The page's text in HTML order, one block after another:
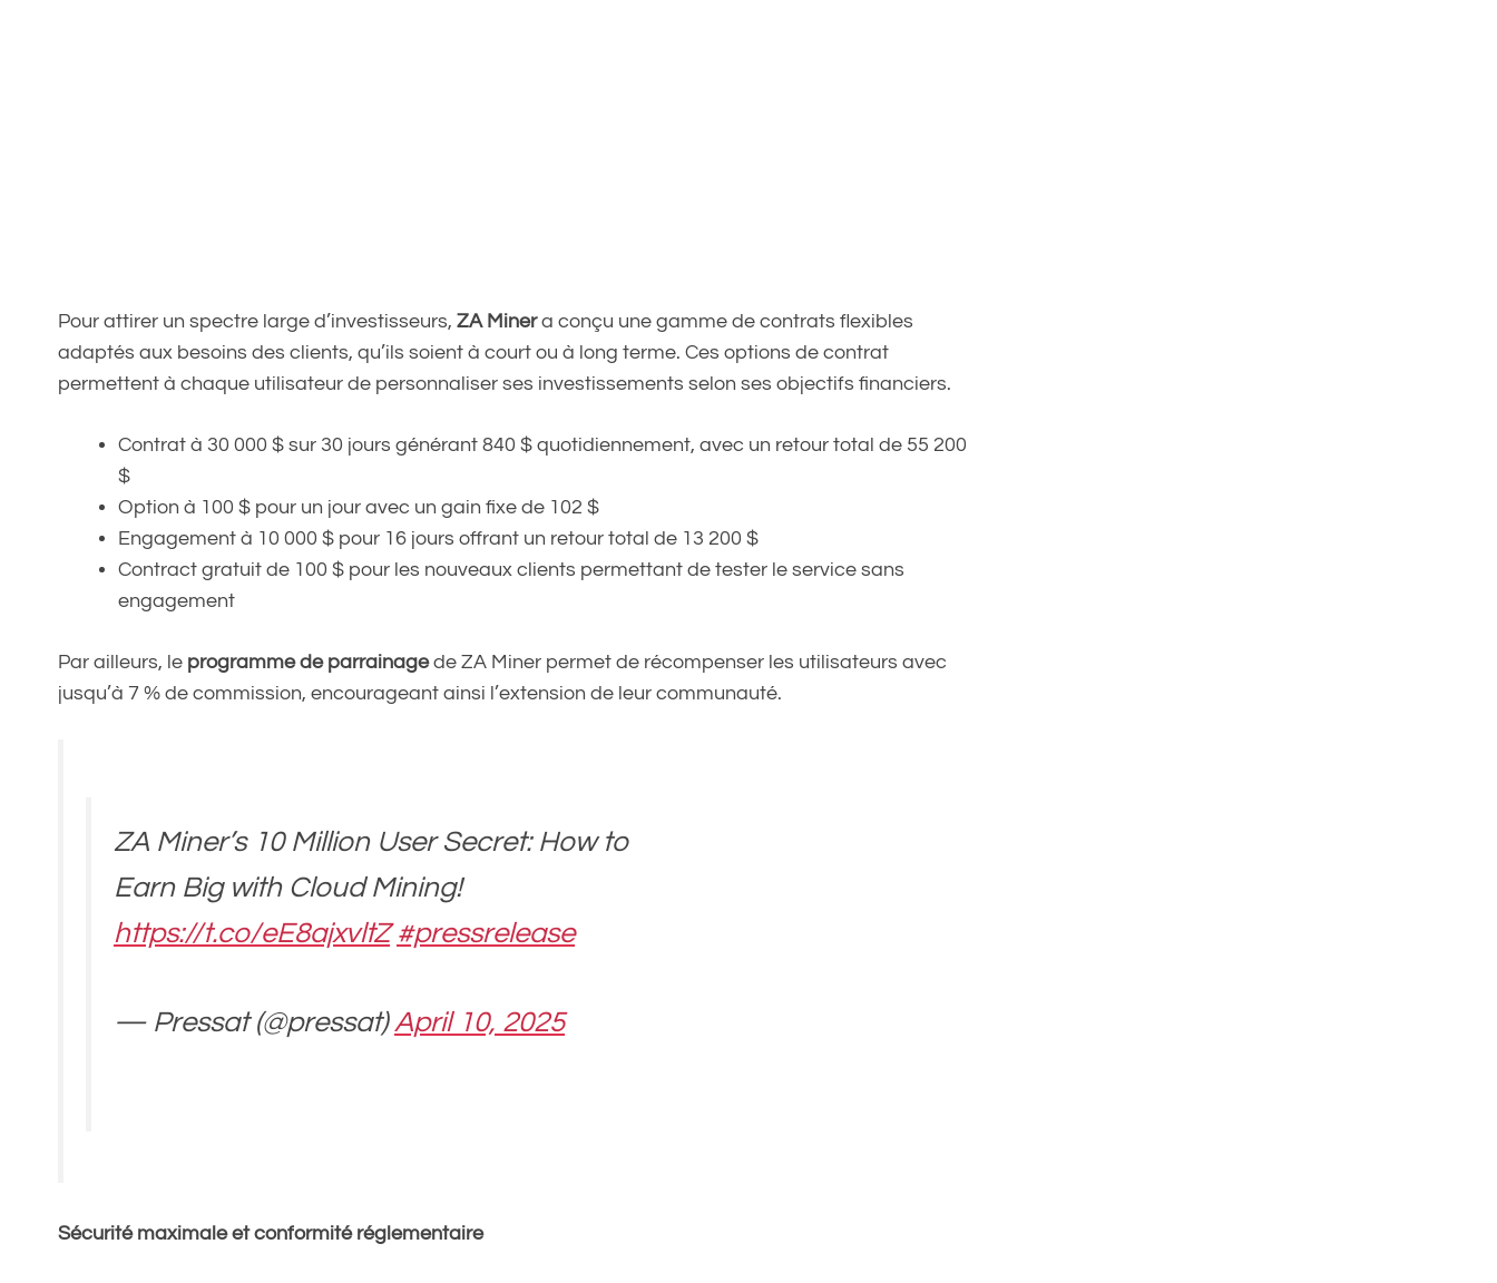
Pour attirer un spectre large d’investisseurs, ZA Minera conçu une gamme de contrats flexibles
adaptés aux besoins des clients, qu’ils soient à court ou à long terme. Ces options de contrat
permettent à chaque utilisateur de personnaliser ses investissements selon ses objectifs financiers.
Contrat à 30 000 $ sur 30 jours générant 840 $ quotidiennement, avec un retour total de 55 200
$
Option à 100 $ pour un jour avec un gain fixe de 102 $
Engagement à 10 000 $ pour 16 jours offrant un retour total de 13 200 $
Contract gratuit de 100 $ pour les nouveaux clients permettant de tester le service sans
engagement
Par ailleurs, le programme de parrainagede ZA Miner permet de récompenser les utilisateurs avec
jusqu’à 7 % de commission, encourageant ainsi l’extension de leur communauté.
ZA Miner’s 10 Million User Secret: How to
Earn Big with Cloud Mining!
https://t.co/eE8ajxvltZ #pressrelease
— Pressat (@pressat)April 10, 2025
Sécurité maximale et conformité réglementaire